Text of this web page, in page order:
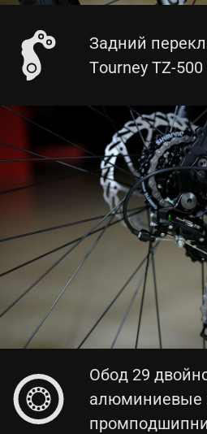
Задний
Tourney TZ-
Обод 29
алюминиевые